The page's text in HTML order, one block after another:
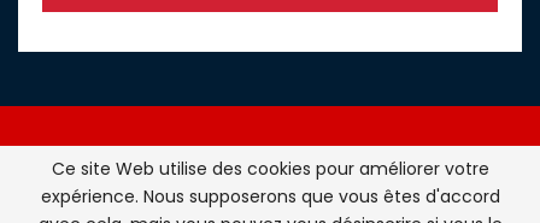
Atlasinfo.fr : l'essentiel de l'actualité de la France et du
Ce site Web utilise des cookies pour améliorer votre
expérience. Nous supposerons que vous êtes d'accord